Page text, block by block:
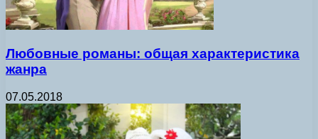
Любовные романы: общая характеристика
жанра
07.05.2018